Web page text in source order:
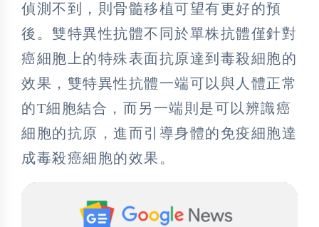
偵測不到，則骨髓移植可望有更好的預
後。雙特異性抗體不同於單株抗體僅針對
癌細胞上的特殊表面抗原達到毒殺細胞的
效果，雙特異性抗體一端可以與人體正常
的T細胞結合，而另一端則是可以辨識癌
細胞的抗原，進而引導身體的免疫細胞達
成毒殺癌細胞的效果。